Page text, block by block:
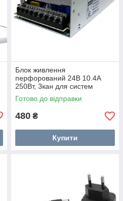
Блок живлення
перфорований 24В 10.4А
250Вт, 3кан для систем
відеоспост., UAlectric
Готово до відправки
480 ₴
Купити